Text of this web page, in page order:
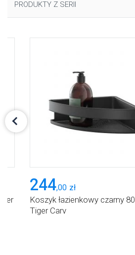
PRODUKTY Z SERII
244,00 zł
Koszyk łazienkowy czarny
Tiger Carv